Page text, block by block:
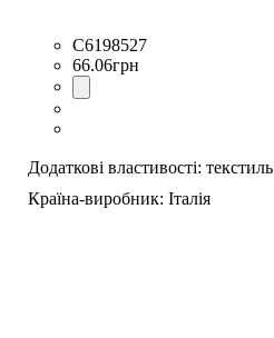
C6198527
66.06грн
Додаткові властивості: текстиль
Країна-виробник: Італія